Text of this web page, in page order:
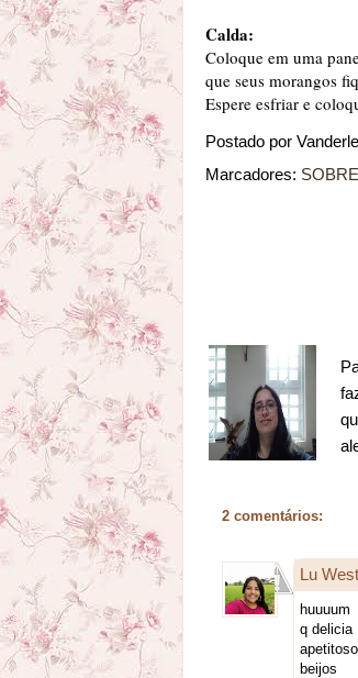
Calda:
Coloque em uma
que seus morangos
Espere esfriar e
Postado por
Marcadores:
2 comentários:
Lu
huuuum
q delicia
beijos